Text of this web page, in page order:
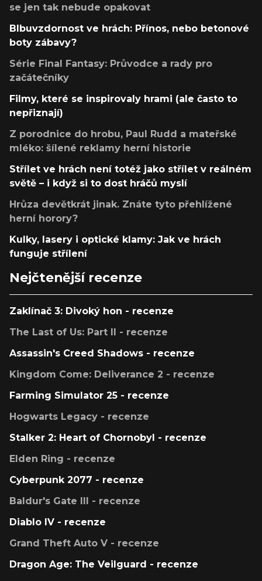
se jen tak nebude opakovat
Blbuvzdornost ve hrách: Přínos, nebo betonové
boty zábavy?
Série Final Fantasy: Průvodce a rady pro
začátečníky
Filmy, které se inspirovaly hrami (ale často to
nepřiznají)
Z porodnice do hrobu, Paul Rudd a mateřské
mléko: šílené reklamy herní historie
Střílet ve hrách není totéž jako střílet v reálném
světě – i když si to dost hráčů myslí
Hrůza devětkrát jinak. Znáte tyto přehlížené
herní horory?
Kulky, lasery i optické klamy: Jak ve hrách
funguje střílení
Nejčtenější recenze
Zaklínač 3: Divoký hon - recenze
The Last of Us: Part II - recenze
Assassin's Creed Shadows - recenze
Kingdom Come: Deliverance 2 - recenze
Farming Simulator 25 - recenze
Hogwarts Legacy - recenze
Stalker 2: Heart of Chornobyl - recenze
Elden Ring - recenze
Cyberpunk 2077 - recenze
Baldur's Gate III - recenze
Diablo IV - recenze
Grand Theft Auto V - recenze
Dragon Age: The Veilguard - recenze